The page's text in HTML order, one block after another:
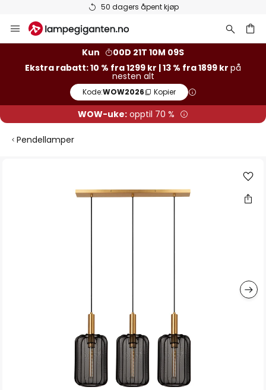
Varer på lager sendes raskt
Hopp
til
Kun
00D 21T 10M 08S
Ekstra rabatt: 10 % fra 1299 kr | 13 % fra 1899 kr på
nesten alt
Kode:WOW2026 Kopier
WOW-uke: opptil 70 %
Pendellamper